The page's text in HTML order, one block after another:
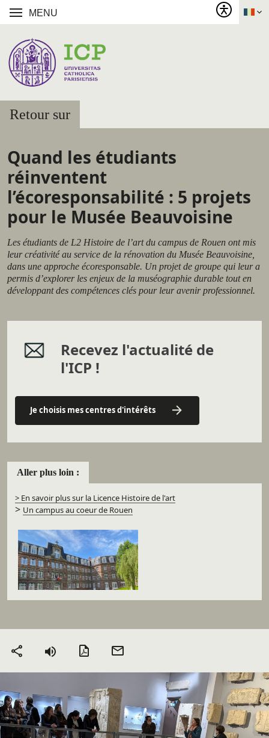
MENU
Retour sur
Quand les étudiants
réinventent
l’écoresponsabilité : 5 projets
pour le Musée Beauvoisine
Les étudiants de L2 Histoire de l’art du campus de Rouen ont mis
leur créativité au service de la rénovation du Musée Beauvoisine,
dans une approche écoresponsable. Un projet de groupe qui leur a
permis d’explorer les enjeux de la muséographie durable tout en
développant des compétences clés pour leur avenir professionnel.
Recevez l'actualité de
l'ICP !
Je choisis mes centres d'intérêts
Aller plus loin :
> En savoir plus sur la Licence Histoire de l'art
> Un campus au coeur de Rouen
Partager Version PDF